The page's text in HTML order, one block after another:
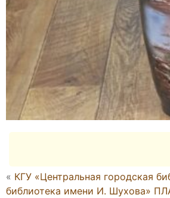
« КГУ «Центральная городская
библиотека имени И. Шухова»